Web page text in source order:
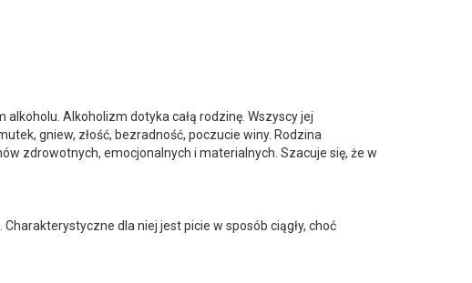
Alkoholizm dotyka całą rodzinę. Wszyscy jej
gniew, złość, bezradność, poczucie winy. Rodzina
zdrowotnych, emocjonalnych i materialnych. Szacuje się, że w
dla niej jest picie w sposób ciągły, choć